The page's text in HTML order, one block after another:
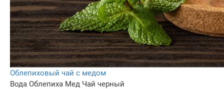
Облепиховый чай с медом
Вода Облепиха Мед Чай черный